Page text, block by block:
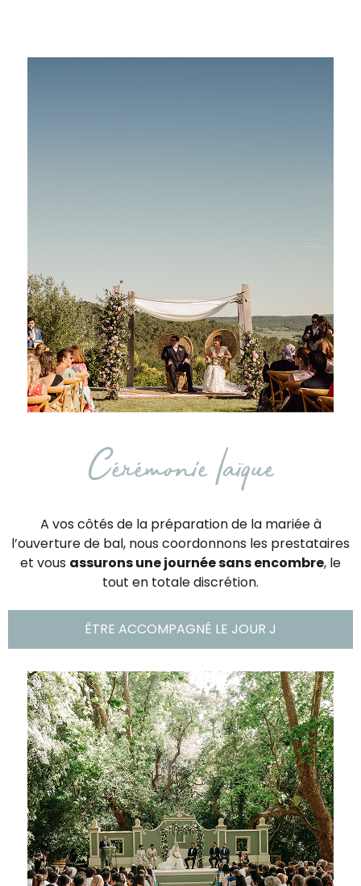
Cérémonie laïque
A vos côtés de la préparation de la mariée à
l’ouverture de bal, nous coordonnons les prestataires
et vous assurons une journée sans encombre, le
tout en totale discrétion.
ÊTRE ACCOMPAGNÉ LE JOUR J